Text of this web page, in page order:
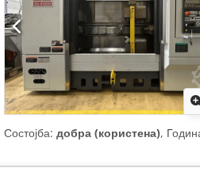
Состојба: добра (користена),